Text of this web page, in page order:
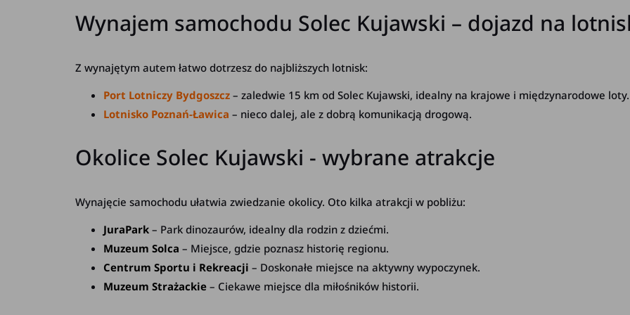
Wynajem samochodu Solec Kujawski – dojazd na
Z wynajętym autem łatwo dotrzesz do najbliższych lotnisk:
Port Lotniczy Bydgoszcz – zaledwie 15 km od Solec Kujawski, idealny na krajowe i międzynarodowe loty.
Lotnisko Poznań-Ławica – nieco dalej, ale z dobrą komunikacją drogową.
Okolice Solec Kujawski - wybrane atrakcje
Wynajęcie samochodu ułatwia zwiedzanie okolicy. Oto kilka atrakcji w pobliżu:
JuraPark – Park dinozaurów, idealny dla rodzin z dziećmi.
Muzeum Solca – Miejsce, gdzie poznasz historię regionu.
Centrum Sportu i Rekreacji – Doskonałe miejsce na aktywny wypoczynek.
Muzeum Strażackie – Ciekawe miejsce dla miłośników historii.